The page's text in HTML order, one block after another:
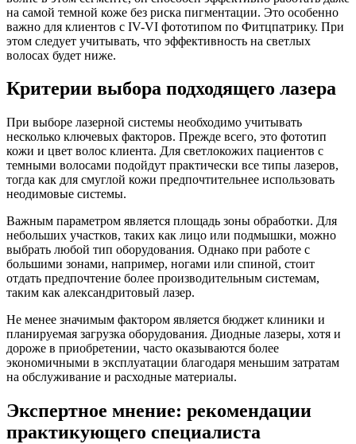
на самой темной коже без риска пигментации. Это особенно
важно для клиентов с IV-VI фототипом по Фитцпатрику. При
этом следует учитывать, что эффективность на светлых
волосах будет ниже.
Критерии выбора подходящего лазера
При выборе лазерной системы необходимо учитывать
несколько ключевых факторов. Прежде всего, это фототип
кожи и цвет волос клиента. Для светлокожих пациентов с
темными волосами подойдут практически все типы лазеров,
тогда как для смуглой кожи предпочтительнее использовать
неодимовые системы.
Важным параметром является площадь зоны обработки. Для
небольших участков, таких как лицо или подмышки, можно
выбрать любой тип оборудования. Однако при работе с
большими зонами, например, ногами или спиной, стоит
отдать предпочтение более производительным системам,
таким как александритовый лазер.
Не менее значимым фактором является бюджет клиники и
планируемая загрузка оборудования. Диодные лазеры, хотя и
дороже в приобретении, часто оказываются более
экономичными в эксплуатации благодаря меньшим затратам
на обслуживание и расходные материалы.
Экспертное мнение: рекомендации
практикующего специалиста